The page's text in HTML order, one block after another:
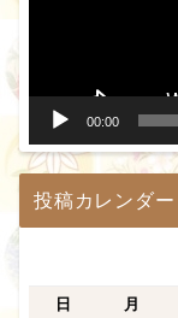
00:00
投稿カレンダー
日 月